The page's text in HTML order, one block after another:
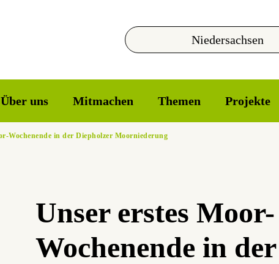
Über uns Mitmachen Themen Projekte
Wochenende in der Diepholzer Moorniederung
Unser erstes Moor-
Wochenende in